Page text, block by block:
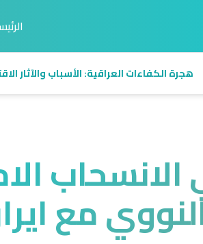
هجرة الكفاءات العراقية: الأسباب والآثار
الانسحاب
مع